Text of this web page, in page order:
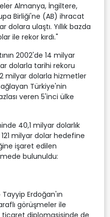
Almanya, İngiltere,
Birliği'ne (AB) ihracat
ulaştı. Yıllık bazda
ile rekor kırdı."
2002'de 14 milyar
dolarla tarihi rekoru
milyar dolarla hizmetler
Türkiye'nin
veren 5'inci ülke
40,1 milyar dolarlık
milyar dolar hedefine
işaret edilen
bulunuldu:
Erdoğan'ın
görüşmeler ile
diplomasisinde de